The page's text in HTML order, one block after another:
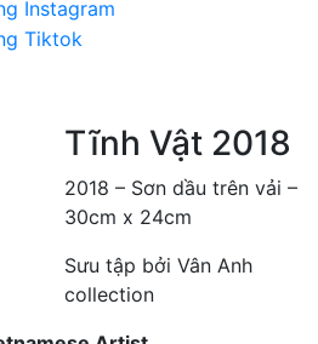
Tĩnh Vật 2018
2018 – Sơn dầu trên vải –
30cm x 24cm
Sưu tập bởi Vân Anh
collection